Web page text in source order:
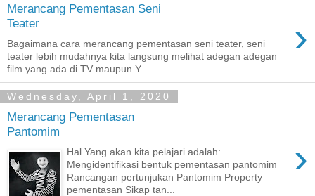
Merancang Pementasan Seni
Teater
›
Bagaimana cara merancang pementasan seni teater, seni
teater lebih mudahnya kita langsung melihat adegan adegan
film yang ada di TV maupun Y...
Wednesday, April 1, 2020
Merancang Pementasan
Pantomim
›
Hal Yang akan kita pelajari adalah:
Mengidentifikasi bentuk pementasan pantomim
Rancangan pertunjukan Pantomim Property
pementasan Sikap tan...